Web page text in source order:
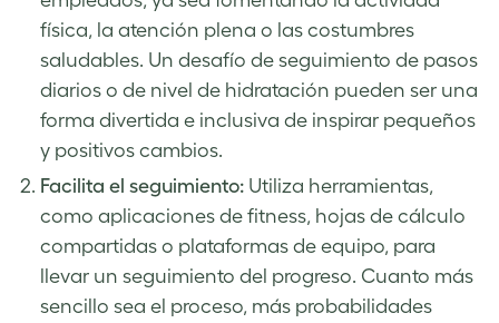
física, la atención plena o las costumbres
saludables. Un desafío de seguimiento de pasos
diarios o de nivel de hidratación pueden ser una
forma divertida e inclusiva de inspirar pequeños
y positivos cambios.
Facilita el seguimiento: Utiliza herramientas,
como aplicaciones de fitness, hojas de cálculo
compartidas o plataformas de equipo, para
llevar un seguimiento del progreso. Cuanto más
sencillo sea el proceso, más probabilidades